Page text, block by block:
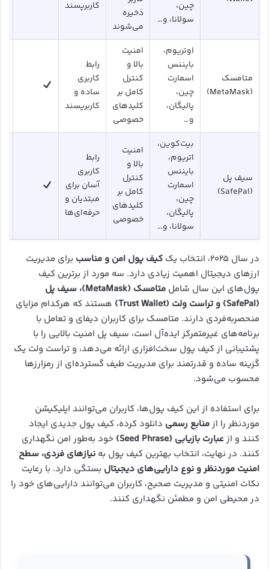
چین،
سولانا، و…
ذخیره
می‌شوند
کاربرپسند
متامسک
(MetaMask)
اوتریوم،
بایننس
اسمارت
چین،
پالیگان،
و…
امنیت
بالا و
کنترل
کامل بر
کلیدهای
خصوصی
رابط
کاربری
ساده و
کاربرپسند
سیف پل
(SafePal)
بیت‌کوین،
اتریوم،
بایننس
اسمارت
چین،
پالیگان،
سولانا، و…
امنیت
بالا و
کنترل
کامل بر
کلیدهای
خصوصی
رابط
کاربری
آسان برای
مبتدیان و
حرفه‌ای‌ها
در سال ۲۰۲۵، انتخاب یک کیف پول امن و مناسب برای مدیریت
ارزهای دیجیتال اهمیت زیادی دارد. سه مورد از برترین کیف
پول‌های این سال شامل
متامسک (MetaMask)، سیف پل
(SafePal) و تراست ولت (Trust Wallet)
هستند که هرکدام مزایای
منحصربه‌فردی دارند. متامسک برای کاربران دیفای و تعامل با
برنامه‌های غیرمتمرکز ایده‌آل است، سیف پل امنیت بالایی را با
پشتیبانی از کیف پول سخت‌افزاری ارائه می‌دهد، و تراست ولت یک
گزینه ساده و قدرتمند برای مدیریت طیف گسترده‌ای از رمزارزها
محسوب می‌شود.
برای استفاده از این کیف پول‌ها، کاربران می‌توانند اپلیکیشن
موردنظر را ازمنابع رسمی دانلود کرده، کیف پول جدیدی ایجاد
کنند و ازعبارت بازیابی (Seed Phrase)
خود به‌طور امن نگهداری
کنند. در نهایت، انتخاب بهترین کیف پول به نیازهای فردی، سطح
امنیت موردنظر و نوع دارایی‌های دیجیتال بستگی دارد. با رعایت
نکات امنیتی و مدیریت صحیح، کاربران می‌توانند دارایی‌های خود را
در محیطی امن و مطمئن نگهداری کنند.